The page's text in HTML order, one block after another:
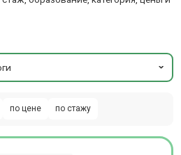
по цене по стажу